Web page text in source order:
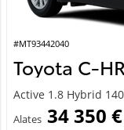
#MT93442040
Toyota C-HR
Active 1.8 Hybrid
Alates 34 350 €